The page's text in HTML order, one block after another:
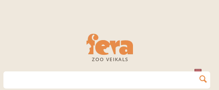
ZOO VEIKALS